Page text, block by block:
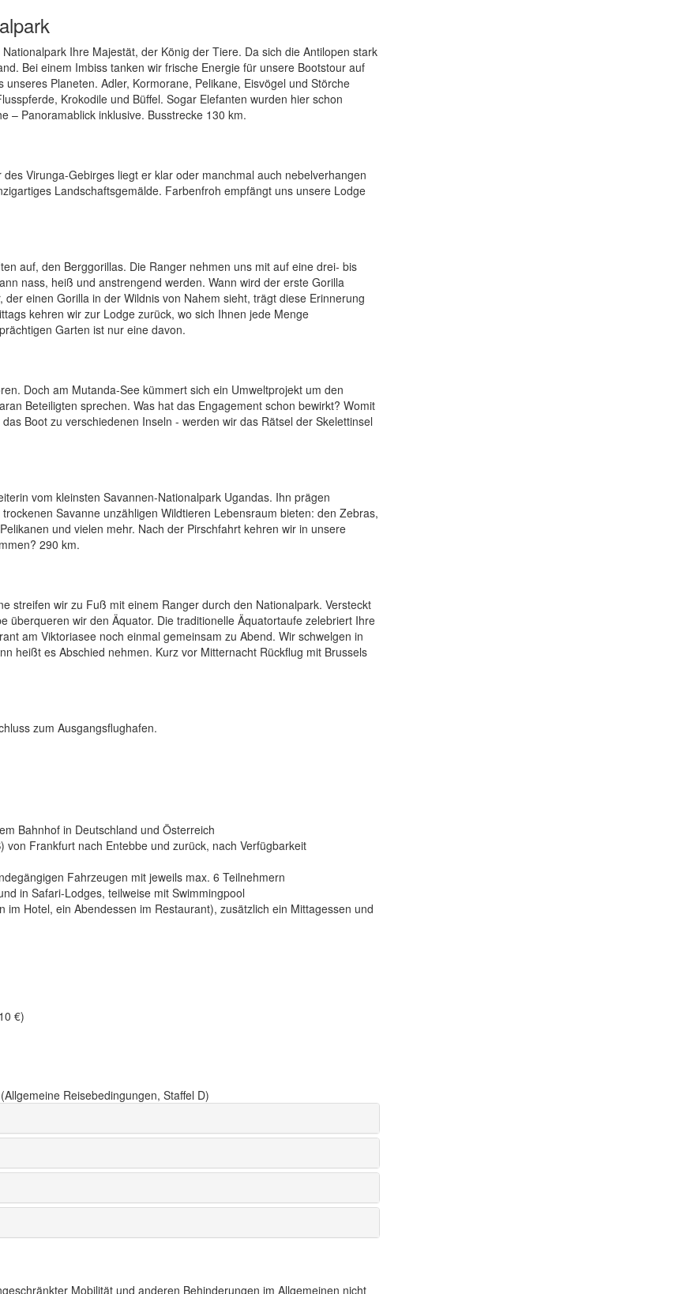
Ihre Majestät, der König der Tiere. Da sich die Antilopen stark
Bei einem Imbiss tanken wir frische Energie für unsere Bootstour auf
Planeten. Adler, Kormorane, Pelikane, Eisvögel und Störche
Krokodile und Büffel. Sogar Elefanten wurden hier schon
– Panoramablick inklusive. Busstrecke 130 km.
Virunga-Gebirges liegt er klar oder manchmal auch nebelverhangen
Landschaftsgemälde. Farbenfroh empfängt uns unsere Lodge
auf, den Berggorillas. Die Ranger nehmen uns mit auf eine drei- bis
nass, heiß und anstrengend werden. Wann wird der erste Gorilla
einen Gorilla in der Wildnis von Nahem sieht, trägt diese Erinnerung
kehren wir zur Lodge zurück, wo sich Ihnen jede Menge
Garten ist nur eine davon.
Doch am Mutanda-See kümmert sich ein Umweltprojekt um den
Beteiligten sprechen. Was hat das Engagement schon bewirkt? Womit
Boot zu verschiedenen Inseln - werden wir das Rätsel der Skelettinsel
vom kleinsten Savannen-Nationalpark Ugandas. Ihn prägen
Savanne unzähligen Wildtieren Lebensraum bieten: den Zebras,
und vielen mehr. Nach der Pirschfahrt kehren wir in unsere
290 km.
streifen wir zu Fuß mit einem Ranger durch den Nationalpark. Versteckt
überqueren wir den Äquator. Die traditionelle Äquatortaufe zelebriert Ihre
am Viktoriasee noch einmal gemeinsam zu Abend. Wir schwelgen in
heißt es Abschied nehmen. Kurz vor Mitternacht Rückflug mit Brussels
zum Ausgangsflughafen.
Bahnhof in Deutschland und Österreich
von Frankfurt nach Entebbe und zurück, nach Verfügbarkeit
Fahrzeugen mit jeweils max. 6 Teilnehmern
in Safari-Lodges, teilweise mit Swimmingpool
Hotel, ein Abendessen im Restaurant), zusätzlich ein Mittagessen und
€)
Reisebedingungen, Staffel D)
Mobilität und anderen Behinderungen im Allgemeinen nicht